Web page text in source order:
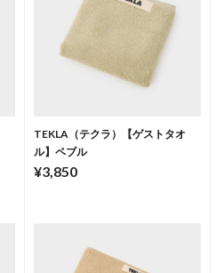
TEKLA（テクラ）【ゲストタオ
ル】ペブル
¥3,850